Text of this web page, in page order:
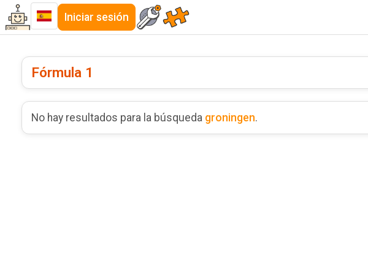
Iniciar sesión
Fórmula 1
No hay resultados para la búsqueda groningen.